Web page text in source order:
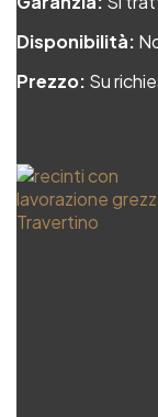
Disponibilità:
Prezzo: Su